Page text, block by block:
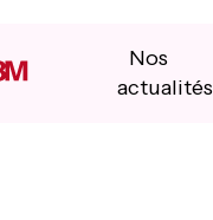
Nos
actualités